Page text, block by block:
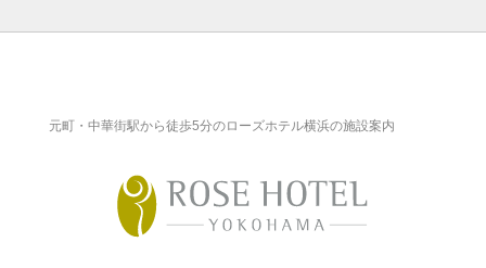
元町・中華街駅から徒歩5分のローズホテル横浜の施設案内